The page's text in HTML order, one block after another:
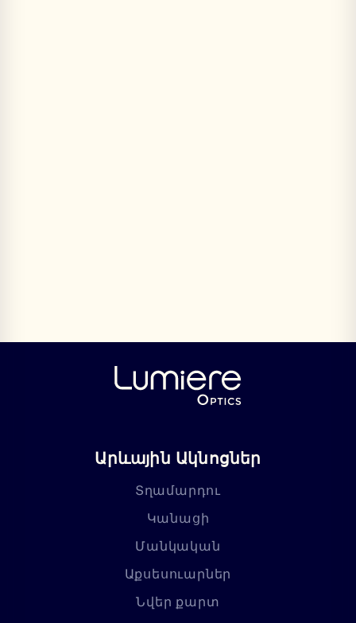
Արևային Ակնոցներ
Տղամարդու
Կանացի
Մանկական
Աքսեսուարներ
Նվեր քարտ